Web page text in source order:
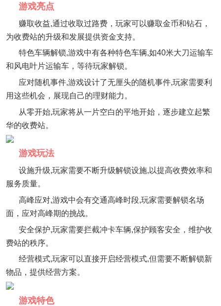
游戏亮点
赚取收益,通过收取过路费，玩家可以赚取金币和钻石，
为收费站的升级和发展提供资金支持。
特色车辆解锁,游戏中有各种特色车辆,如40米大刀运输车
和风电叶片运输车，等待玩家解锁。
应对随机事件,游戏设计了无厘头的随机事件,玩家需要利
用这些机会，展现自己的理财能力。
从零开始,玩家将从一片空白的平地开始，逐步建立起繁
华的收费站。
游戏玩法
设施升级,玩家需要不断升级解锁设施,以提高收费效率和
服务质量。
高峰应对,游戏中会有交通高峰时段,玩家需要解锁名场
面，应对高峰期的挑战。
安全保护,玩家需要拦截冲卡车辆,保护顾客安全，维护收
费站的秩序。
经营模式,玩家可以直接开启经营模式,但需要不断解锁新
物品，提供经营方案。
游戏特色